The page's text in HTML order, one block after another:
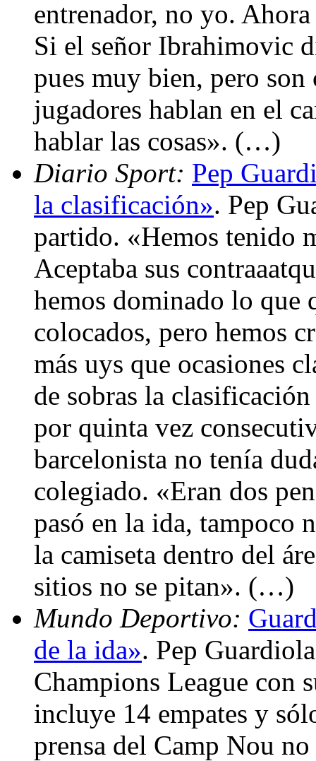
entrenador, no yo.
Si el señor Ibrahimovic
pues muy bien, pero
jugadores hablan en el
hablar las cosas». (…)
Diario Sport: Pep
la clasificación». Pep
partido. «Hemos tenido
Aceptaba sus
hemos dominado lo que
colocados, pero hemos
más uys que ocasiones
de sobras la
por quinta vez
barcelonista no tenía
colegiado. «Eran dos
pasó en la ida, tampoco
la camiseta dentro del
sitios no se pitan». (…)
Mundo Deportivo:
de la ida». Pep
Champions League con
incluye 14 empates y
prensa del Camp Nou